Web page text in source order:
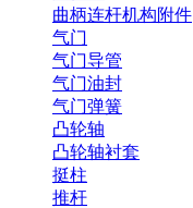
曲柄连杆机构附件
气门
气门导管
气门油封
气门弹簧
凸轮轴
凸轮轴衬套
挺柱
推杆